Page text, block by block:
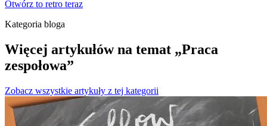
Otwórz to retro teraz
Kategoria bloga
Więcej artykułów na temat „Praca
zespołowa”
Zobacz wszystkie artykuły z tej kategorii